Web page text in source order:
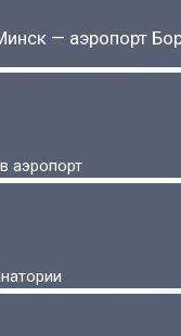
— аэропорт
аэропорт